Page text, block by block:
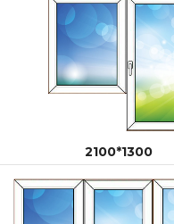
2100*1300